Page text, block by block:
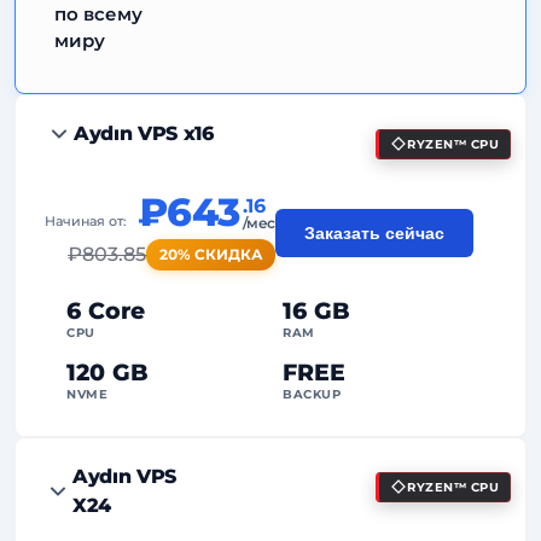
по всему
миру
Aydın VPS x16 RYZEN™ CPU
6 Core
CPU
16 GB
RAM
120 GB
NVME
FREE
BACKUP
Начиная от: ₽643.16
/мес
₽803.85 20% СКИДКА
Заказать сейчас
99%
Aydın VPS
X24
RYZEN™ CPU